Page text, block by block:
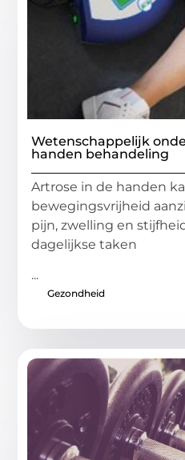
Wetenschappelijk
handen behandeling
Artrose in de handen
bewegingsvrijheid
pijn, zwelling en
dagelijkse taken
...
Gezondheid